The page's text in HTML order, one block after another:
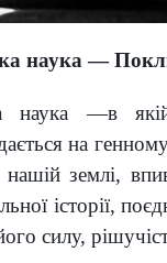
наука —
наука—в
на
землі,
історії,
силу,